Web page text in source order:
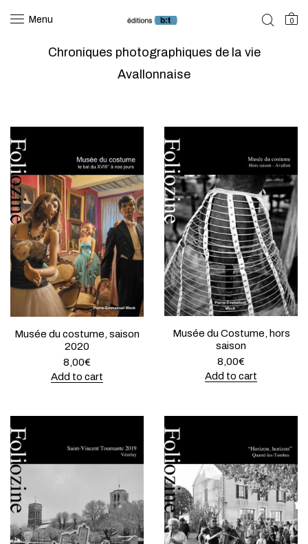
Menu 0
Chroniques photographiques de la vie
Avallonnaise
Musée du costume, saison
2020
8,00€
Add to cart
Musée du Costume, hors
saison
8,00€
Add to cart